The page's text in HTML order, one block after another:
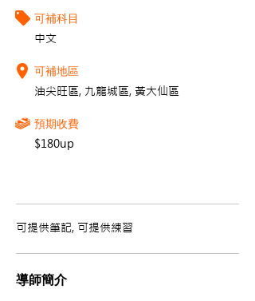
可補科目
中文
可補地區
油尖旺區, 九龍城區, 黃大仙區
預期收費
$180up
可提供筆記, 可提供練習
導師簡介